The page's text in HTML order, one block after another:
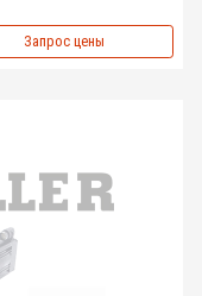
Запрос цены